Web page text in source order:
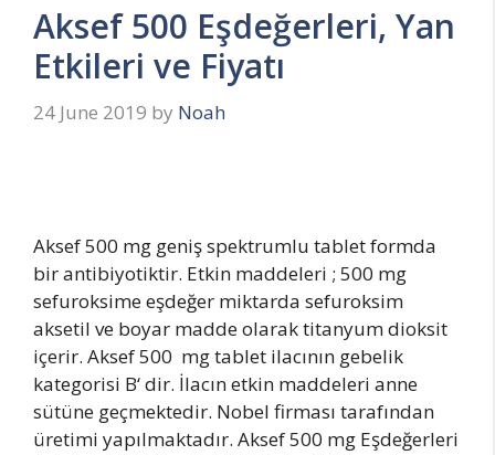
Aksef 500 Eşdeğerleri, Yan
Etkileri ve Fiyatı
24 June 2019 by Noah
Aksef 500 mg geniş spektrumlu tablet formda
bir antibiyotiktir. Etkin maddeleri ; 500 mg
sefuroksime eşdeğer miktarda sefuroksim
aksetil ve boyar madde olarak titanyum dioksit
içerir. Aksef 500 mg tablet ilacının gebelik
kategorisi B‘ dir. İlacın etkin maddeleri anne
sütüne geçmektedir. Nobel firması tarafından
üretimi yapılmaktadır. Aksef 500 mg Eşdeğerleri